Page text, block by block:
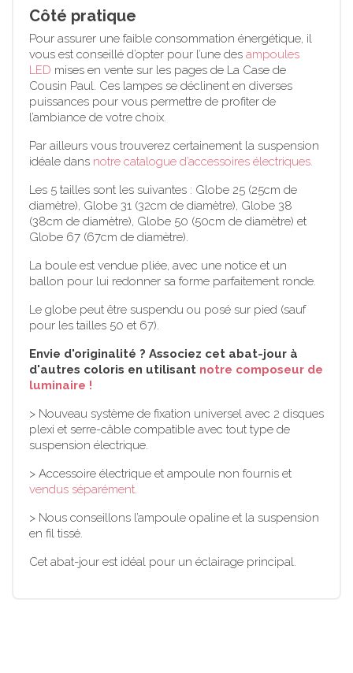
Côté pratique
Pour assurer une faible consommation énergétique, il
vous est conseillé d’opter pour l’une des ampoules
LED mises en vente sur les pages de La Case de
Cousin Paul. Ces lampes se déclinent en diverses
puissances pour vous permettre de profiter de
l’ambiance de votre choix.
Par ailleurs vous trouverez certainement la suspension
idéale dans notre catalogue d’accessoires électriques.
Les 5 tailles sont les suivantes : Globe 25 (25cm de
diamètre), Globe 31 (32cm de diamètre), Globe 38
(38cm de diamètre), Globe 50 (50cm de diamètre) et
Globe 67 (67cm de diamètre).
La boule est vendue pliée, avec une notice et un
ballon pour lui redonner sa forme parfaitement ronde.
Le globe peut être suspendu ou posé sur pied (sauf
pour les tailles 50 et 67).
Envie d'originalité ? Associez cet abat-jour à
d'autres coloris en utilisant notre composeur de
luminaire !
> Nouveau système de fixation universel avec 2 disques
plexi et serre-câble compatible avec tout type de
suspension électrique.
> Accessoire électrique et ampoule non fournis et
vendus séparément.
> Nous conseillons l’ampoule opaline et la suspension
en fil tissé.
Cet abat-jour est idéal pour un éclairage principal.